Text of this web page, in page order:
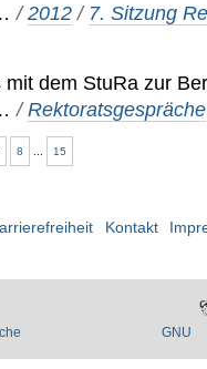
/2012 / 7. Sitzung
dem StuRa zur
/Rektoratsgespräche
8 15
Kontakt
GNU